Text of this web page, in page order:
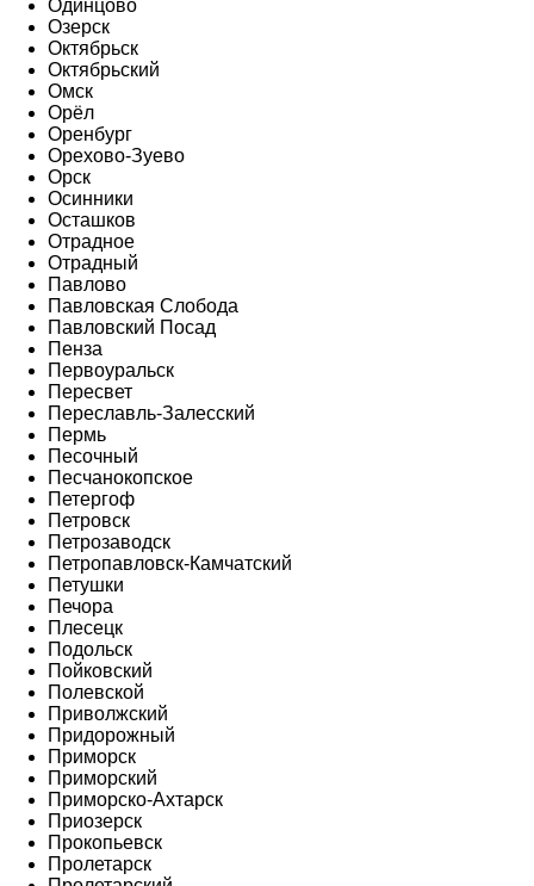
Одинцово
Озерск
Октябрьск
Октябрьский
Омск
Орёл
Оренбург
Орехово-Зуево
Орск
Осинники
Осташков
Отрадное
Отрадный
Павлово
Павловская Слобода
Павловский Посад
Пенза
Первоуральск
Пересвет
Переславль-Залесский
Пермь
Песочный
Песчанокопское
Петергоф
Петровск
Петрозаводск
Петропавловск-Камчатский
Петушки
Печора
Плесецк
Подольск
Пойковский
Полевской
Приволжский
Придорожный
Приморск
Приморский
Приморско-Ахтарск
Приозерск
Прокопьевск
Пролетарск